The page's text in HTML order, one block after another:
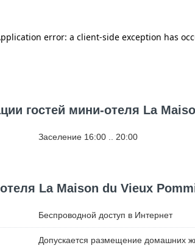
гостей мини-отеля La
Заселение 16:00 .. 20:00
La Maison du Vieux
Беспроводной доступ в Интернет
Допускается размещение домашних